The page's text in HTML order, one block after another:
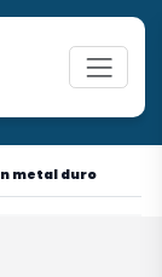
metal duro